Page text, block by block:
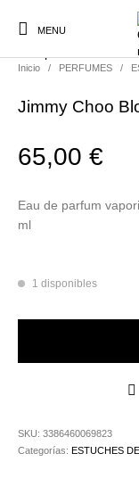
MENU
Inicio / PERFUMES /
Jimmy Choo
65,00€
Eau de parfum
ml
1 disponibles
SKU:3386460069823
Categorías:ESTUCHES